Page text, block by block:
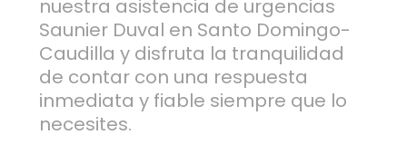
nuestra asistencia de urgencias
Saunier Duval en Santo Domingo-
Caudilla y disfruta la tranquilidad
de contar con una respuesta
inmediata y fiable siempre que lo
necesites.